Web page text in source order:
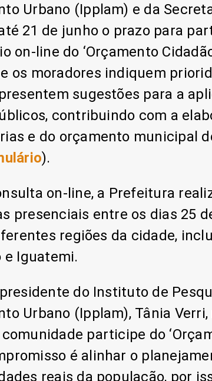
Urbano (Ipplam) e da
21 de junho o prazo para
on-line do ‘Orçamento
os moradores indiquem
sugestões para a
contribuindo com a
e do orçamento municipal
).
on-line, a Prefeitura
presenciais entre os dias 25
regiões da cidade,
e Iguatemi.
do Instituto de
Urbano (Ipplam), Tânia
participe do
é alinhar o
reais da população, por